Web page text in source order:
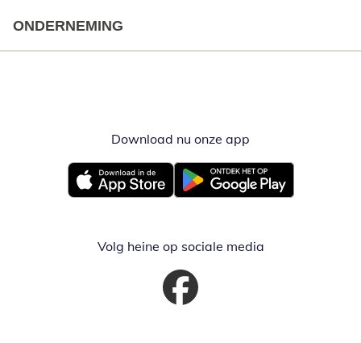
ONDERNEMING
Download nu onze app
Opent in nieuw vensterOpent in nieuw venster
Volg heine op sociale media
Opent in nieuw venster